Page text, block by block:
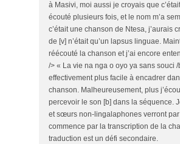
à Masivi, moi aussi je croyais que
écouté plusieurs fois, et le nom m’a
c’était une chanson de Ntesa, j’aurais
de [v] n’était qu’un lapsus linguae.
réécouté la chanson et j’ai encore
/> « La vie na nga o oyo ya sans souci
effectivement plus facile à encadrer
chanson. Malheureusement, plus
percevoir le son [b] dans la séquence.
et sœurs non-lingalaphones verront
commence par la transcription de la
traduction est un défi secondaire.